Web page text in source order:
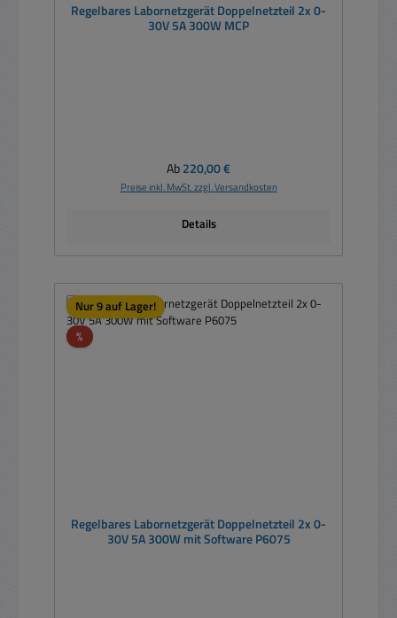
Regelbares Labornetzgerät Doppelnetzteil 2x 0-
30V 5A 300W MCP
Regulärer Preis:
Ab220,00 €
Preise inkl. MwSt. zzgl. Versandkosten
Details
Nur 9 auf Lager!
%Rabatt
Regelbares Labornetzgerät Doppelnetzteil 2x 0-
30V 5A 300W mit Software P6075